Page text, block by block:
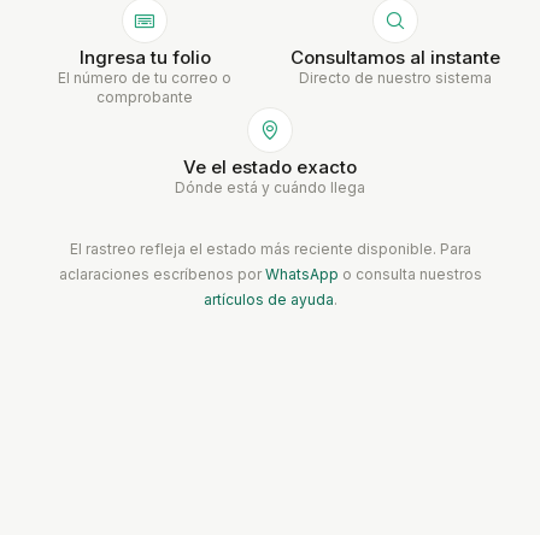
Ingresa tu folio
El número de tu correo o
comprobante
Consultamos al instante
Directo de nuestro sistema
Ve el estado exacto
Dónde está y cuándo llega
El rastreo refleja el estado más reciente disponible. Para
aclaraciones escríbenos porWhatsApp o consulta nuestros
artículos de ayuda.